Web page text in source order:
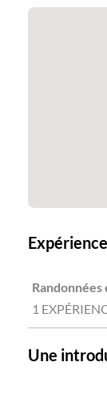
Randonnées
1
Une